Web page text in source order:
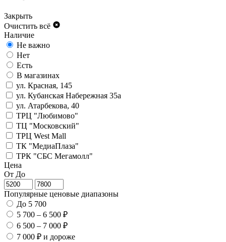
Закрыть
Очистить всё
Наличие
Не важно
Нет
Есть
В магазинах
ул. Красная, 145
ул. Кубанская Набережная 35а
ул. Атарбекова, 40
ТРЦ "Любимово"
ТЦ "Московский"
ТРЦ West Mall
ТК "МедиаПлаза"
ТРК "СБС Мегамолл"
Цена
От До
Популярные ценовые диапазоны
До 5 700
5 700 – 6 500 ₽
6 500 – 7 000 ₽
7 000 ₽ и дороже